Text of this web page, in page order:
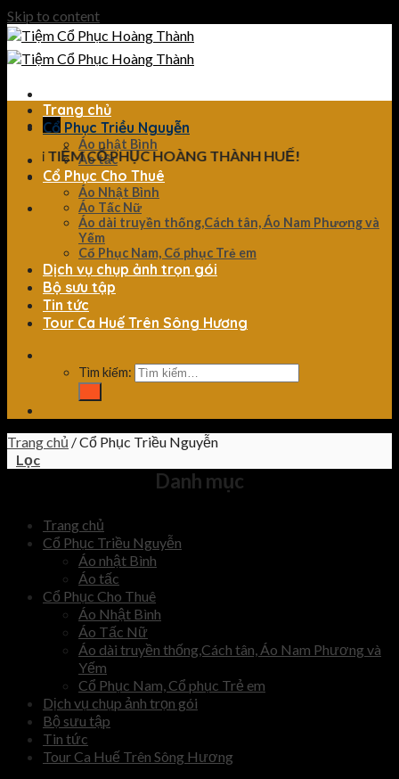
Skip to content
với TIỆM CỔ PHỤC HOÀNG THÀNH HUẾ!
Trang chủ
Cổ Phục Triều Nguyễn
Áo nhật Bình
Áo tấc
Cổ Phục Cho Thuê
Áo Nhật Bình
Áo Tấc Nữ
Áo dài truyền thống,Cách tân, Áo Nam Phương và
Yếm
Cổ Phục Nam, Cổ phục Trẻ em
Dịch vụ chụp ảnh trọn gói
Bộ sưu tập
Tin tức
Tour Ca Huế Trên Sông Hương
Tìm kiếm:
Trang chủ /Cổ Phục Triều Nguyễn
Lọc
Danh mục
Trang chủ
Cổ Phục Triều Nguyễn
Áo nhật Bình
Áo tấc
Cổ Phục Cho Thuê
Áo Nhật Bình
Áo Tấc Nữ
Áo dài truyền thống,Cách tân, Áo Nam Phương và
Yếm
Cổ Phục Nam, Cổ phục Trẻ em
Dịch vụ chụp ảnh trọn gói
Bộ sưu tập
Tin tức
Tour Ca Huế Trên Sông Hương